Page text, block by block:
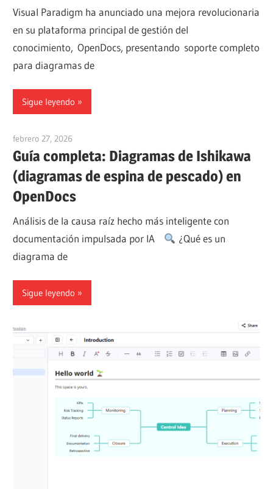
Visual Paradigm ha anunciado una mejora revolucionaria
en su plataforma principal de gestión del
conocimiento, OpenDocs, presentando soporte completo
para diagramas de
Sigue leyendo
febrero 27, 2026
Guía completa: Diagramas de Ishikawa
(diagramas de espina de pescado) en
OpenDocs
Análisis de la causa raíz hecho más inteligente con
documentación impulsada por IA
¿Qué es un
diagrama de
Sigue leyendo